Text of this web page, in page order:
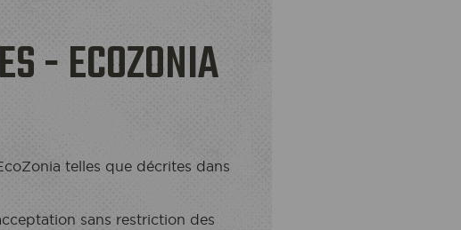
- ECOZONIA
telles que décrites dans
sans restriction des